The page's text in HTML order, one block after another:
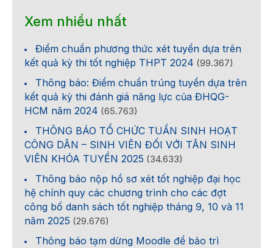
Xem nhiều nhất
Điểm chuẩn phương thức xét tuyển dựa trên
kết quả kỳ thi tốt nghiệp THPT 2024 (99.367)
Thông báo: Điểm chuẩn trúng tuyển dựa trên
kết quả kỳ thi đánh giá năng lực của ĐHQG-
HCM năm 2024 (65.763)
THÔNG BÁO TỔ CHỨC TUẦN SINH HOẠT
CÔNG DÂN – SINH VIÊN ĐỐI VỚI TÂN SINH
VIÊN KHÓA TUYỂN 2025 (34.633)
Thông báo nộp hồ sơ xét tốt nghiệp đại học
hệ chính quy các chương trình cho các đợt
công bố danh sách tốt nghiệp tháng 9, 10 và 11
năm 2025 (29.676)
Thông báo tạm dừng Moodle để bảo trì